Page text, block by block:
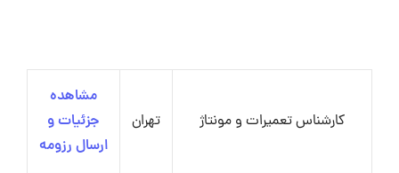
کارشناس تعمیرات و مونتاژ تهران
مشاهده
جزئیات و
ارسال رزومه